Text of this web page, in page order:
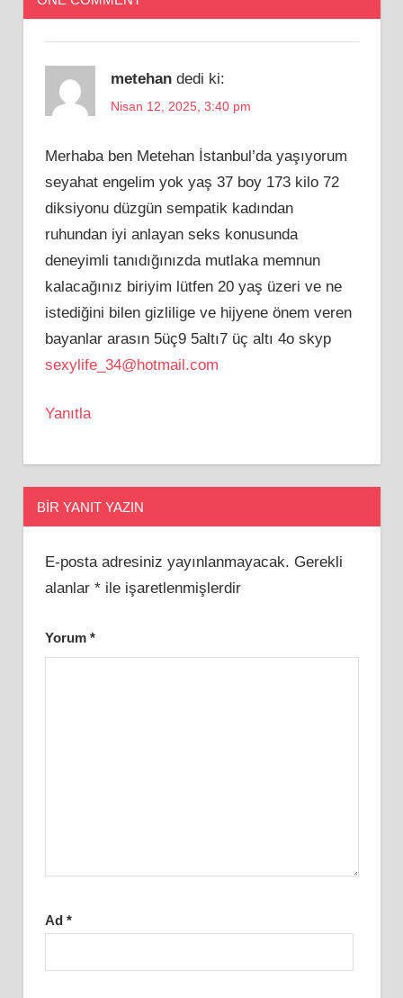
metehan dedi ki:
Nisan 12, 2025, 3:40 pm
Merhaba ben Metehan İstanbul’da yaşıyorum
seyahat engelim yok yaş 37 boy 173 kilo 72
diksiyonu düzgün sempatik kadından
ruhundan iyi anlayan seks konusunda
deneyimli tanıdığınızda mutlaka memnun
kalacağınız biriyim lütfen 20 yaş üzeri ve ne
istediğini bilen gizlilige ve hijyene önem veren
bayanlar arasın 5üç9 5altı7 üç altı 4o skyp
sexylife_34@hotmail.com
Yanıtla
BIR YANIT YAZIN
E-posta adresiniz yayınlanmayacak. Gerekli
alanlar *ile işaretlenmişlerdir
Yorum *
Ad *